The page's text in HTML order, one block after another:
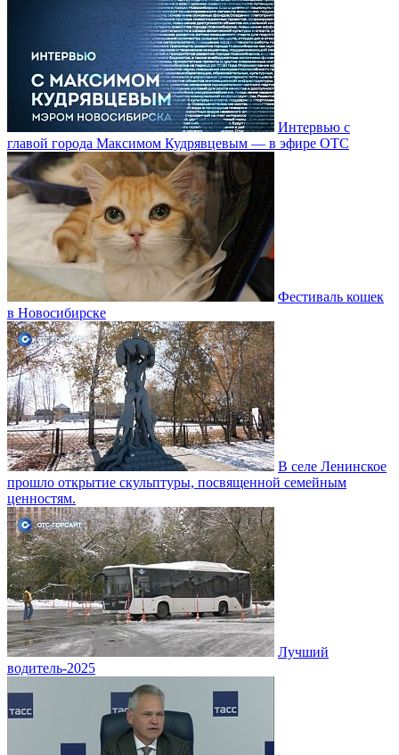
Интервью с
главой города Максимом Кудрявцевым — в эфире ОТС
Фестиваль кошек
в Новосибирске
В селе Ленинское
прошло открытие скульптуры, посвященной семейным
ценностям.
Лучший
водитель-2025